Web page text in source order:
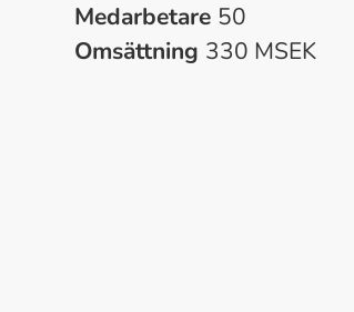
Medarbetare 50
Omsättning 330 MSEK